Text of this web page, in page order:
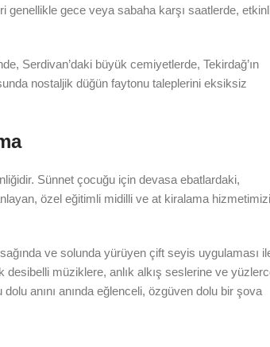
genellikle gece veya sabaha karşı saatlerde,
Serdivan’daki büyük cemiyetlerde, Tekirdağ’ın
nostaljik düğün faytonu taleplerini eksiksiz
Sünnet çocuğu için devasa ebatlardaki,
özel eğitimli midilli ve at kiralama hizmetimizi
ve solunda yürüyen çift seyis uygulaması
müziklere, anlık alkış seslerine ve
anını anında eğlenceli, özgüven dolu bir şova